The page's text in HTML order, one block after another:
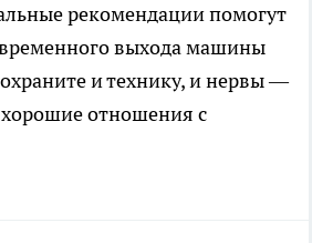
рекомендации помогут
выхода машины
и технику, и нервы —
отношения с